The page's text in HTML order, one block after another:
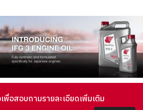
อสอบถามรายละเอียดเพิ่มเติม